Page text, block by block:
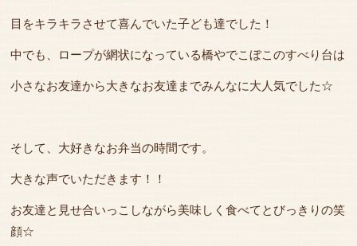
目をキラキラさせて喜んでいた子ども達でした！
中でも、ロープが網状になっている橋やでこぼこのすべり台は
小さなお友達から大きなお友達までみんなに大人気でした☆
そして、大好きなお弁当の時間です。
大きな声でいただきます！！
お友達と見せ合いっこしながら美味しく食べてとびっきりの笑
顔☆